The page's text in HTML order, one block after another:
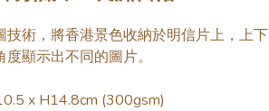
技術，將香港景色收納於明信片上，上下
顯示出不同的圖片。
x H14.8cm (300gsm)